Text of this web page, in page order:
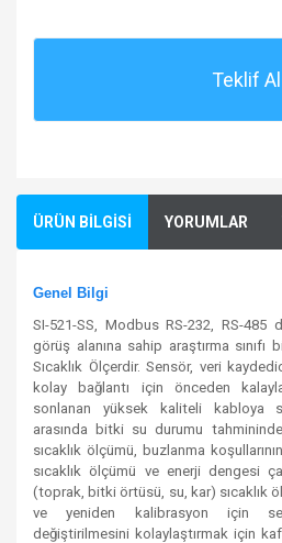
Teklif Al
ÜRÜN BİLGİSİ YORUMLAR
Genel Bilgi
SI-521-SS, Modbus RS-232, RS-485
görüş alanına sahip araştırma sınıfı
Sıcaklık Ölçerdir. Sensör, veri
kolay bağlantı için önceden
sonlanan yüksek kaliteli kabloya
arasında bitki su durumu
sıcaklık ölçümü, buzlanma
sıcaklık ölçümü ve enerji dengesi
(toprak, bitki örtüsü, su, kar) sıcaklık
ve yeniden kalibrasyon için
değiştirilmesini kolaylaştırmak için